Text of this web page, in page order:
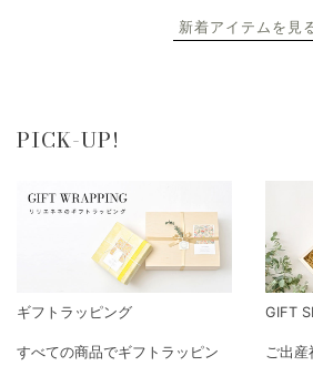
新着アイテムを見
PICK-UP!
ギフトラッピング
すべての商品でギフトラッピン
GIFT
ご出産